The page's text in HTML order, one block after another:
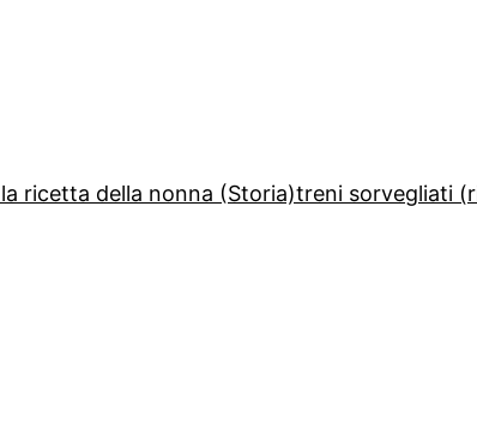
la ricetta della nonna (Storia)treni sorvegliati